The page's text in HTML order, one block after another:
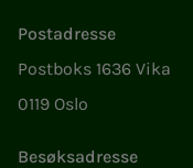
Postadresse
Postboks 1636 Vika
0119 Oslo
Besøksadresse